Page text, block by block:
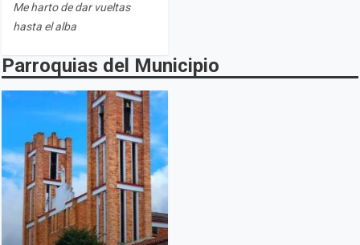
Me harto de dar vueltas
hasta el alba
Parroquias del Municipio